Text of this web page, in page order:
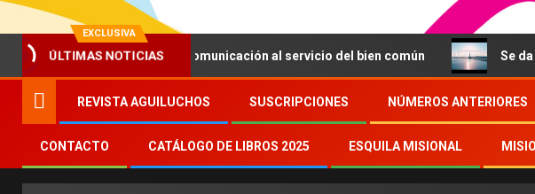
EXCLUSIVA
ÚLTIMAS NOTICIAS
anima a impulsar una comunicación al servicio del bien común Se da a
REVISTA AGUILUCHOS SUSCRIPCIONES NÚMEROS ANTERIORES
CONTACTO CATÁLOGO DE LIBROS 2025 ESQUILA MISIONAL